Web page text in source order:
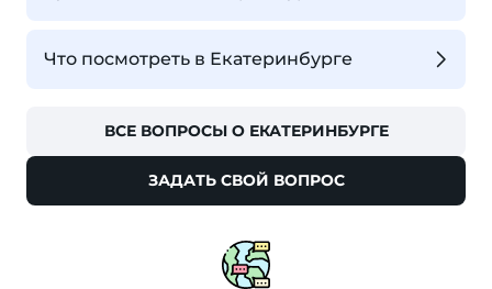
Что посмотреть в Екатеринбурге
ВСЕ ВОПРОСЫ О ЕКАТЕРИНБУРГЕ
ЗАДАТЬ СВОЙ ВОПРОС